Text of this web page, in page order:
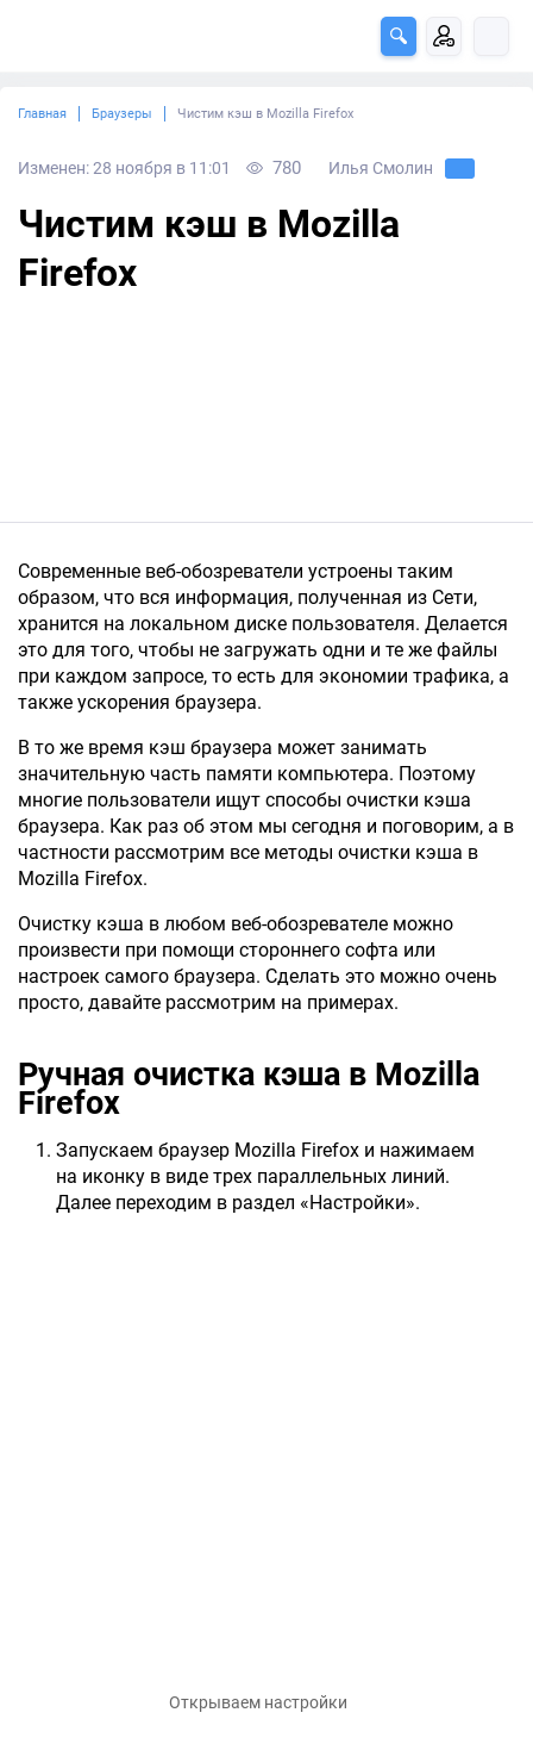
Главная Браузеры Чистим кэш в Mozilla Firefox
Изменен: 28 ноября в 11:01 780 Илья Смолин
Чистим кэш в Mozilla
Firefox
Современные веб-обозреватели устроены таким
образом, что вся информация, полученная из Сети,
хранится на локальном диске пользователя. Делается
это для того, чтобы не загружать одни и те же файлы
при каждом запросе, то есть для экономии трафика, а
также ускорения браузера.
В то же время кэш браузера может занимать
значительную часть памяти компьютера. Поэтому
многие пользователи ищут способы очистки кэша
браузера. Как раз об этом мы сегодня и поговорим, а в
частности рассмотрим все методы очистки кэша в
Mozilla Firefox.
Очистку кэша в любом веб-обозревателе можно
произвести при помощи стороннего софта или
настроек самого браузера. Сделать это можно очень
просто, давайте рассмотрим на примерах.
Ручная очистка кэша в Mozilla
Firefox
Запускаем браузер Mozilla Firefox и нажимаем
на иконку в виде трех параллельных линий.
Далее переходим в раздел «Настройки».
Открываем настройки